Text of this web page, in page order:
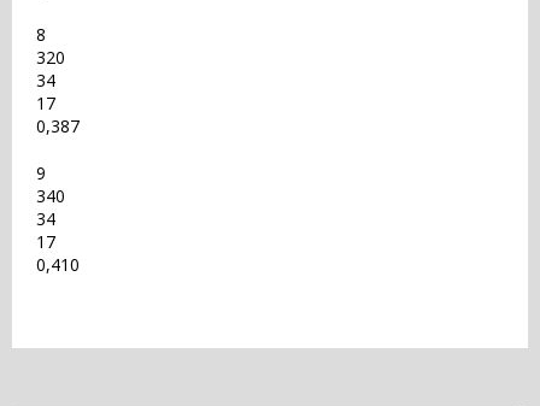
8
320
34
17
0,387
9
340
34
17
0,410